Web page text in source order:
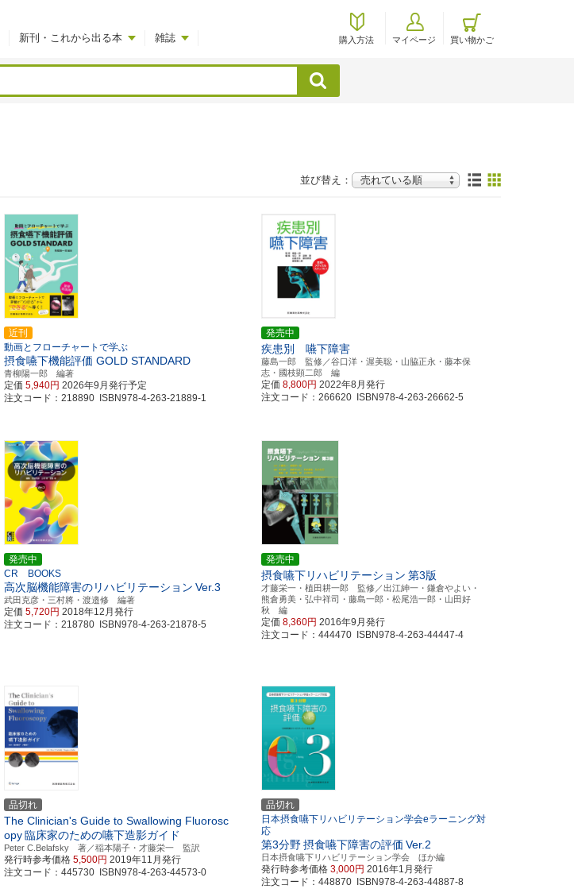
新刊・これから出る本 雑誌 購入方法 マイページ 買い物かご
検索
並び替え：
近刊
動画とフローチャートで学ぶ
摂食嚥下機能評価 GOLD STANDARD
青柳陽一郎 編著
定価5,940円 2026年9月発行予定
注文コード：218890 ISBN978-4-263-21889-1
発売中
疾患別 嚥下障害
藤島一郎 監修／谷口洋・渥美聡・山脇正永・藤本保
志・國枝顕二郎 編
定価8,800円 2022年8月発行
注文コード：266620 ISBN978-4-263-26662-5
発売中
CR BOOKS
高次脳機能障害のリハビリテーション Ver.3
武田克彦・三村將・渡邉修 編著
定価5,720円 2018年12月発行
注文コード：218780 ISBN978-4-263-21878-5
発売中
摂食嚥下リハビリテーション 第3版
才藤栄一・植田耕一郎 監修／出江紳一・鎌倉やよい・
熊倉勇美・弘中祥司・藤島一郎・松尾浩一郎・山田好
秋 編
定価8,360円 2016年9月発行
注文コード：444470 ISBN978-4-263-44447-4
品切れ
The Clinician's Guide to Swallowing Fluorosc
opy臨床家のための嚥下造影ガイド
Peter C.Belafsky 著／稲本陽子・才藤栄一 監訳
発行時参考価格5,500円 2019年11月発行
注文コード：445730 ISBN978-4-263-44573-0
品切れ
日本摂食嚥下リハビリテーション学会eラーニング対
応
第3分野 摂食嚥下障害の評価 Ver.2
日本摂食嚥下リハビリテーション学会 ほか編
発行時参考価格3,000円 2016年1月発行
注文コード：448870 ISBN978-4-263-44887-8